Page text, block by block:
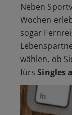
Neben
Wochen
sogar
wählen, ob
fürsSingles